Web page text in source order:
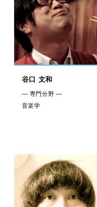
谷口 文和
— 専門分野 —
音楽学